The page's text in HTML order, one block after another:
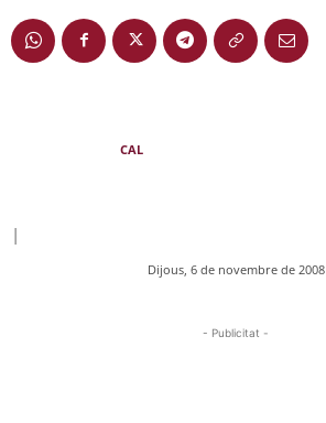
CAL
|
Dijous, 6 de novembre de 2008
- Publicitat -